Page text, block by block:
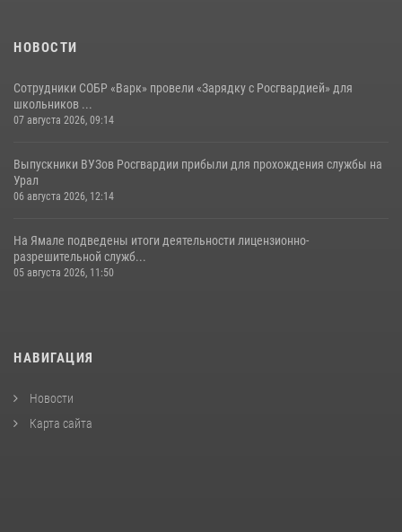
НОВОСТИ
Сотрудники СОБР «Варк» провели «Зарядку с Росгвардией» для
школьников ...
07 августа 2026, 09:14
Выпускники ВУЗов Росгвардии прибыли для прохождения службы на
Урал
06 августа 2026, 12:14
На Ямале подведены итоги деятельности лицензионно-
разрешительной служб...
05 августа 2026, 11:50
НАВИГАЦИЯ
Новости
Карта сайта